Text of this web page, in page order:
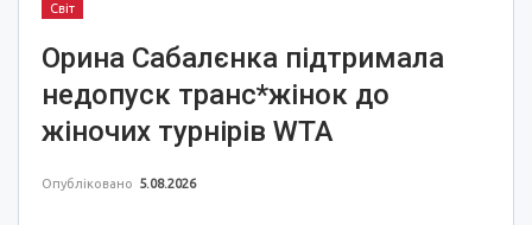
Світ
Орина Сабалєнка підтримала
недопуск транс*жінок до
жіночих турнірів WTA
Опубліковано 5.08.2026